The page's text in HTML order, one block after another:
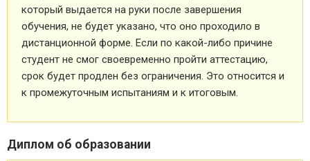
который выдается на руки после завершения
обучения, не будет указано, что оно проходило в
дистанционной форме. Если по какой-либо причине
студент не смог своевременно пройти аттестацию,
срок будет продлен без ограничения. Это относится и
к промежуточным испытаниям и к итоговым.
Диплом об образовании